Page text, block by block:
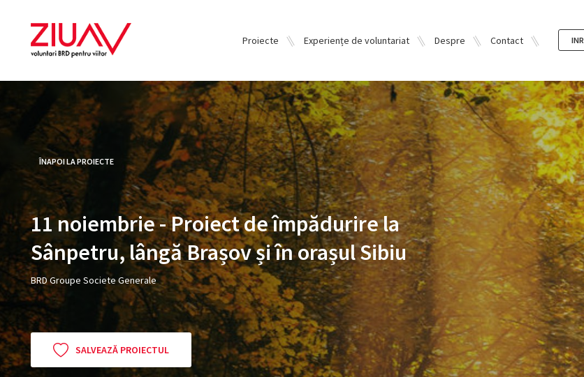
Proiecte Experiențe de voluntariat Despre Contact
ÎNAPOI LA PROIECTE
11 noiembrie - Proiect de împădurire la
Sânpetru, lângă Brașov și în orașul Sibiu
BRD Groupe Societe Generale
SALVEAZĂ PROIECTUL